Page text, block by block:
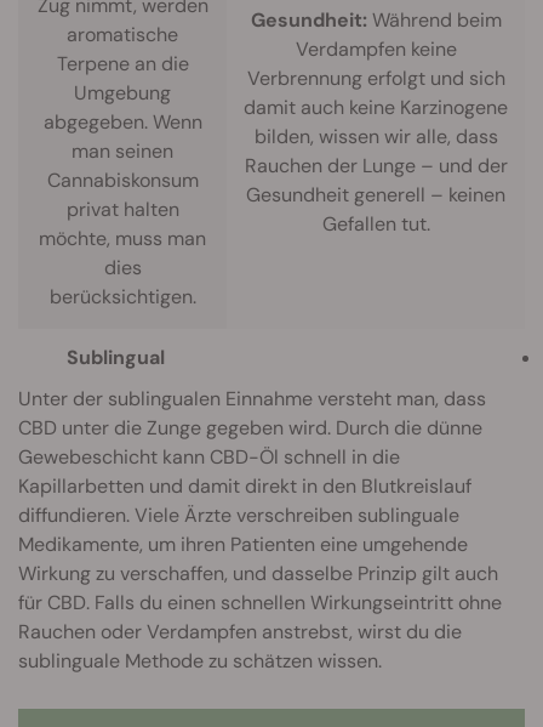
Zug nimmt, werden
aromatische
Terpene an die
Umgebung
abgegeben. Wenn
man seinen
Cannabiskonsum
privat halten
möchte, muss man
dies
berücksichtigen.
Gesundheit: Während beim
Verdampfen keine
Verbrennung erfolgt und sich
damit auch keine Karzinogene
bilden, wissen wir alle, dass
Rauchen der Lunge – und der
Gesundheit generell – keinen
Gefallen tut.
Sublingual
Unter der sublingualen Einnahme versteht man, dass
CBD unter die Zunge gegeben wird. Durch die dünne
Gewebeschicht kann CBD-Öl schnell in die
Kapillarbetten und damit direkt in den Blutkreislauf
diffundieren. Viele Ärzte verschreiben sublinguale
Medikamente, um ihren Patienten eine umgehende
Wirkung zu verschaffen, und dasselbe Prinzip gilt auch
für CBD. Falls du einen schnellen Wirkungseintritt ohne
Rauchen oder Verdampfen anstrebst, wirst du die
sublinguale Methode zu schätzen wissen.